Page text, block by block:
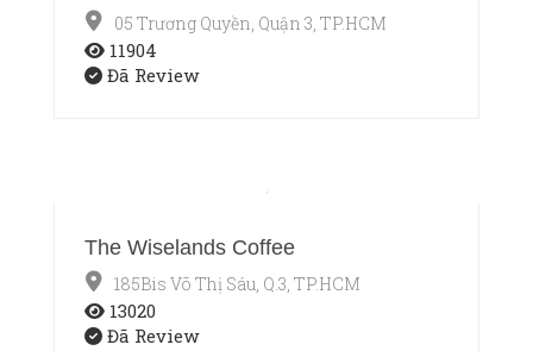
05 Trương Quyền, Quận 3, TP.HCM
11904
Đã Review
The Wiselands Coffee
185Bis Võ Thị Sáu, Q.3, TP.HCM
13020
Đã Review